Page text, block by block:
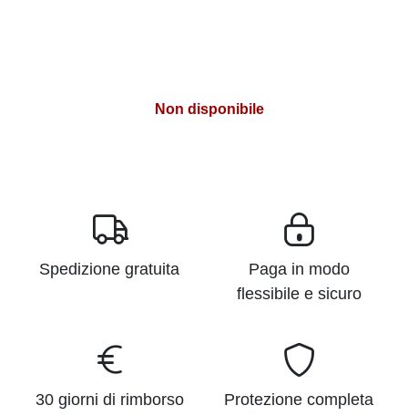
Non disponibile
Spedizione gratuita
Paga in modo
flessibile e sicuro
30 giorni di rimborso Protezione completa